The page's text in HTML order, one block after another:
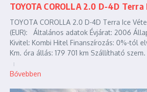
TOYOTA COROLLA 2.0 D-4D Terra
TOYOTA COROLLA 2.0 D-4D Terra Ice
(EUR): Általános adatok Évjárat: 2006
Kivitel: Kombi Hitel Finanszírozás: 0%-tól
Km. óra állás: 179 701 km Szállítható
Bővebben